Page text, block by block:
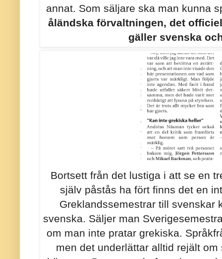
annat. Som säljare ska man kunna
åländska förvaltningen, det
gäller svenska
Bortsett från det lustiga i att se en
själv påstås ha fört finns det en
Greklandssemestrar till svenskar
svenska. Säljer man
om man inte pratar grekiska.
men det underlättar alltid rejält